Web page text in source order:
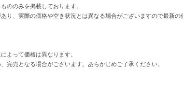
ののみを掲載しております。
り、実際の価格や空き状況とは異なる場合がございますので最新
よって価格は異なります。
完売となる場合がございます。あらかじめご了承ください。